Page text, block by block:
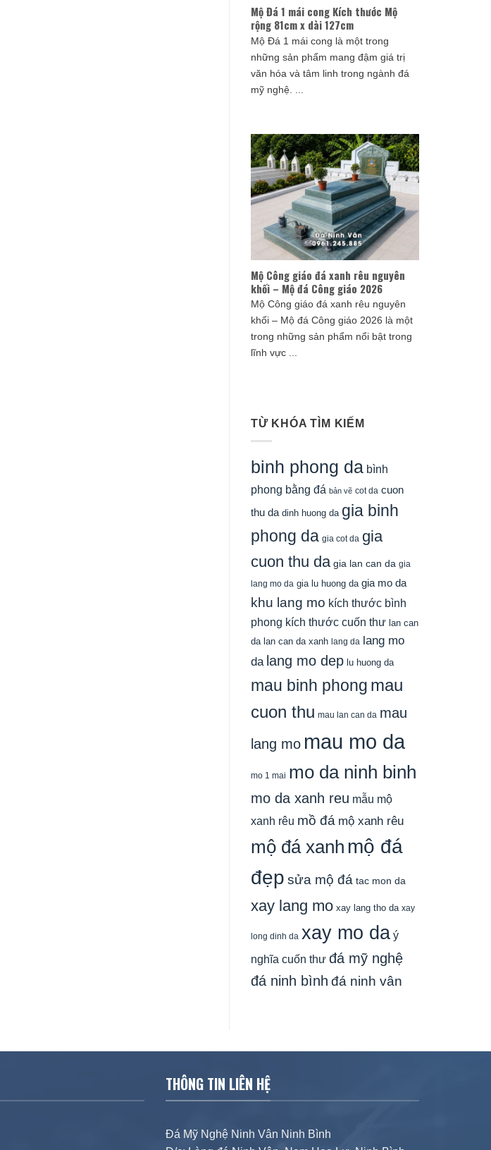
Mộ Đá 1 mái cong Kích thước Mộ
rộng 81cm x dài 127cm
Mộ Đá 1 mái cong là một trong
những sản phẩm mang đậm giá trị
văn hóa và tâm linh trong ngành đá
mỹ nghệ. ...
Mộ Công giáo đá xanh rêu nguyên
khối – Mộ đá Công giáo 2026
Mộ Công giáo đá xanh rêu nguyên
khối – Mộ đá Công giáo 2026 là một
trong những sản phẩm nổi bật trong
lĩnh vực ...
TỪ KHÓA TÌM KIẾM
binh phong da bình
phong bằng đá bản vẽ cot da cuon
thu da dinh huong da gia binh
phong da gia cot da gia
cuon thu da gia lan can da gia
lang mo da gia lu huong da gia mo da
khu lang mo kích thước bình
phong kích thước cuốn thư lan can
da lan can da xanh lang da lang mo
da lang mo dep lu huong da
mau binh phong mau
cuon thu mau lan can da mau
lang mo mau mo da
mo 1 mai mo da ninh binh
mo da xanh reu mẫu mộ
xanh rêu mồ đá mộ xanh rêu
mộ đá xanh mộ đá
đẹp sửa mộ đá tac mon da
xay lang mo xay lang tho da xay
long dinh da xay mo da ý
nghĩa cuốn thư đá mỹ nghệ
đá ninh bình đá ninh vân
THÔNG TIN LIÊN HỆ
Đá Mỹ Nghệ Ninh Vân Ninh Bình